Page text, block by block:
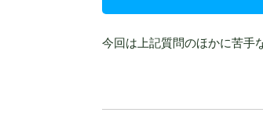
今回は上記質問のほかに苦手